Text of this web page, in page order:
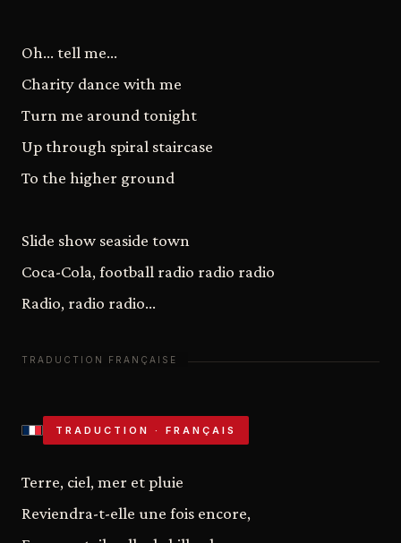
Oh... tell me...
Charity dance with me
Turn me around tonight
Up through spiral staircase
To the higher ground
Slide show seaside town
Coca-Cola, football radio radio radio
Radio, radio radio...
TRADUCTION · FRANÇAIS
Terre, ciel, mer et pluie
Reviendra-t-elle une fois encore,